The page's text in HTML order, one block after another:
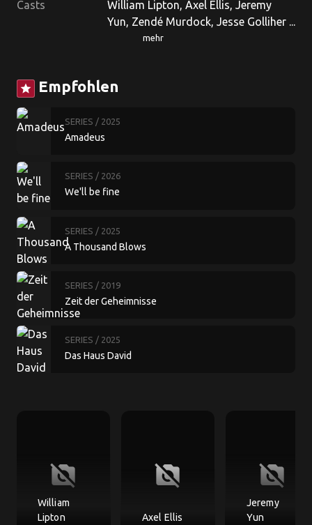
Casts
William Lipton, Axel Ellis, Jeremy
Yun, Zendé Murdock, Jesse Golliher ...
mehr
star Empfohlen
SERIES / 2025
Amadeus
SERIES / 2026
We'll be fine
SERIES / 2025
A Thousand Blows
SERIES / 2019
Zeit der Geheimnisse
SERIES / 2025
Das Haus David
no_photography
William
Lipton
no_photography
Axel Ellis
no_photography
Jeremy
Yun